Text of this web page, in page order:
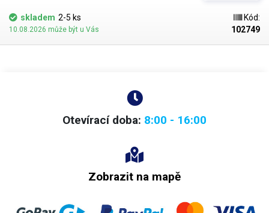
skladem 2-5 ks
10.08.2026 může být u Vás
Kód:
102749
Otevírací doba: 8:00 - 16:00
Zobrazit na mapě